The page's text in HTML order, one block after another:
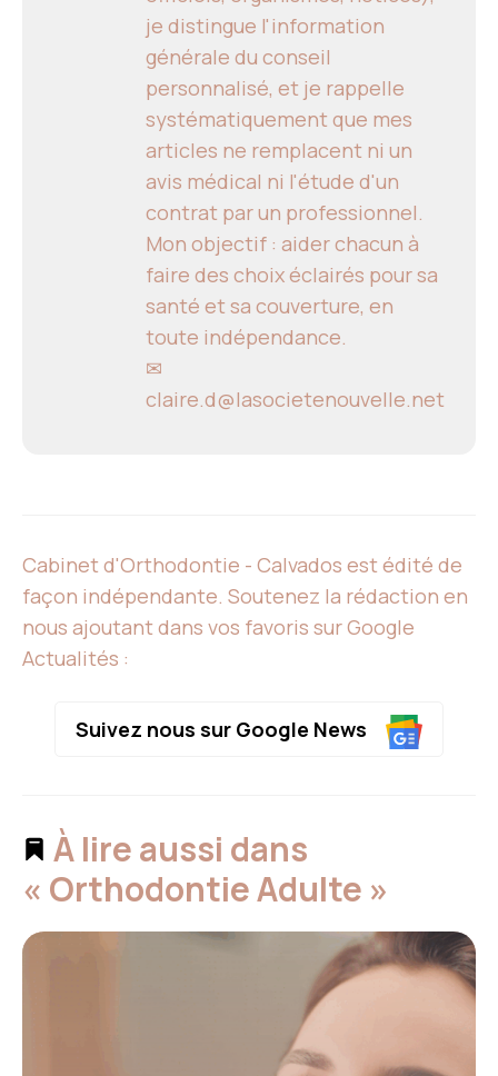
je distingue l'information
générale du conseil
personnalisé, et je rappelle
systématiquement que mes
articles ne remplacent ni un
avis médical ni l'étude d'un
contrat par un professionnel.
Mon objectif : aider chacun à
faire des choix éclairés pour sa
santé et sa couverture, en
toute indépendance.
✉
claire.d@lasocietenouvelle.net
Cabinet d'Orthodontie - Calvados est édité de
façon indépendante. Soutenez la rédaction en
nous ajoutant dans vos favoris sur Google
Actualités :
Suivez nous sur Google News
À lire aussi dans
« Orthodontie Adulte »